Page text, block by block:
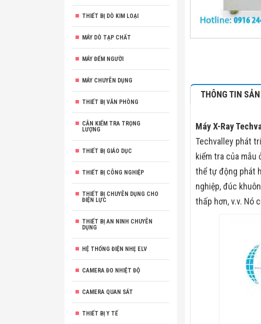
THIẾT BỊ DÒ KIM LOẠI
MÁY DÒ TẠP CHẤT
MÁY ĐẾM NGƯỜI
MÁY CHUYÊN DỤNG
THIẾT BỊ VĂN PHÒNG
CÂN KIỂM TRA TRỌNG
LƯỢNG
THIẾT BỊ GIÁO DỤC
THIẾT BỊ CÔNG NGHIỆP
THIẾT BỊ CHUYÊN DỤNG CHO
ĐIỆN LỰC
THIẾT BỊ AN NINH CHUYÊN
DỤNG
HỆ THỐNG ĐIỆN NHẸ ELV
CAMERA ĐO NHIỆT ĐỘ
CAMERA QUAN SÁT
THIẾT BỊ Y TẾ
THÔNG TIN
Máy X-Ray
Techvalley phát
kiểm tra của
thể tự động phát
nghiệp, đúc
thấp hơn, v.v. Nó